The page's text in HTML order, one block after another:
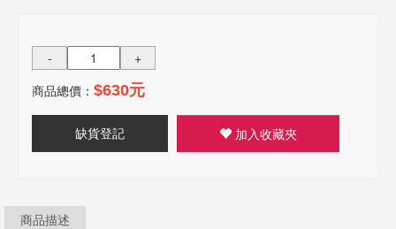
-
+
商品總價： $630元
缺貨登記 加入收藏夾
商品描述